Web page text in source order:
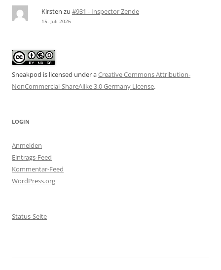
Kirsten zu #931 - Inspector Zende
15. Juli 2026
Sneakpod is licensed under aCreative Commons Attribution-
NonCommercial-ShareAlike 3.0 Germany License.
LOGIN
Anmelden
Eintrags-Feed
Kommentar-Feed
WordPress.org
Status-Seite